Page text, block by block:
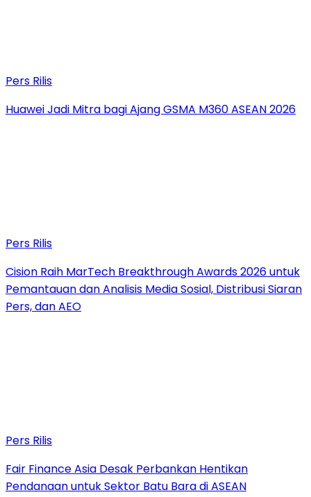
Pers Rilis
Huawei Jadi Mitra bagi Ajang GSMA M360 ASEAN 2026
Pers Rilis
Cision Raih MarTech Breakthrough Awards 2026 untuk
Pemantauan dan Analisis Media Sosial, Distribusi Siaran
Pers, dan AEO
Pers Rilis
Fair Finance Asia Desak Perbankan Hentikan
Pendanaan untuk Sektor Batu Bara di ASEAN